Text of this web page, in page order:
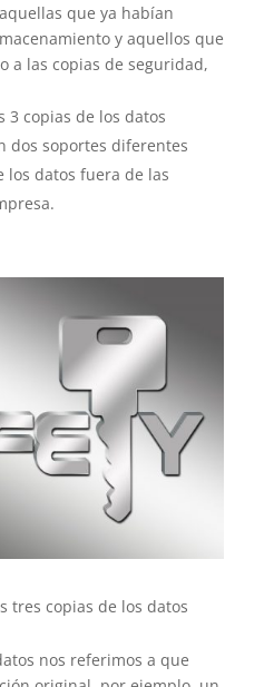
que ya habían
y aquellos que
a las copias de seguridad,
3 copias de los datos
dos soportes diferentes
los datos fuera de las
tres copias de los datos
nos referimos a que